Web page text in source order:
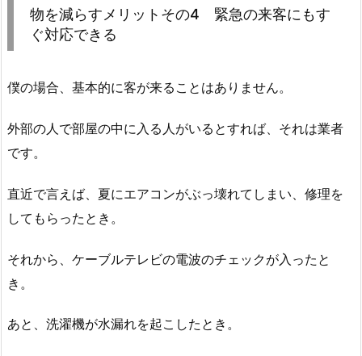
物を減らすメリットその4 緊急の来客にもす
ぐ対応できる
僕の場合、基本的に客が来ることはありません。
外部の人で部屋の中に入る人がいるとすれば、それは業者
です。
直近で言えば、夏にエアコンがぶっ壊れてしまい、修理を
してもらったとき。
それから、ケーブルテレビの電波のチェックが入ったと
き。
あと、洗濯機が水漏れを起こしたとき。